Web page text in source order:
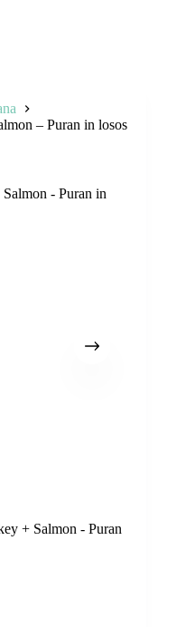
– Puran in losos